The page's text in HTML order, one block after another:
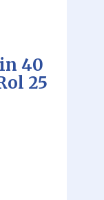
40
25